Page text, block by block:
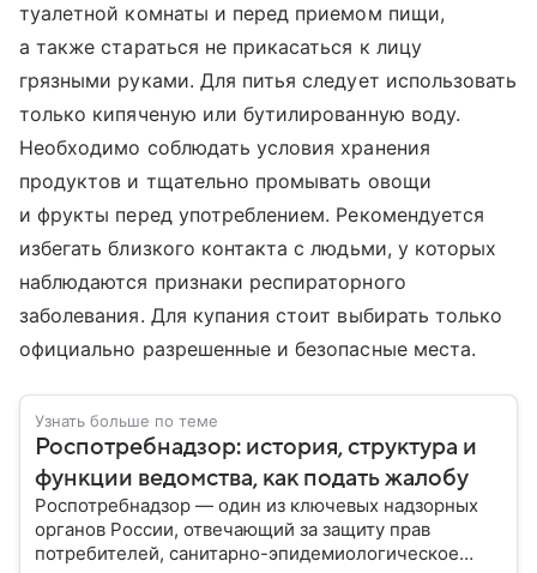
туалетной комнаты и перед приемом пищи,
а также стараться не прикасаться к лицу
грязными руками. Для питья следует использовать
только кипяченую или бутилированную воду.
Необходимо соблюдать условия хранения
продуктов и тщательно промывать овощи
и фрукты перед употреблением. Рекомендуется
избегать близкого контакта с людьми, у которых
наблюдаются признаки респираторного
заболевания. Для купания стоит выбирать только
официально разрешенные и безопасные места.
Узнать больше по теме
Роспотребнадзор: история, структура и
функции ведомства, как подать жалобу
Роспотребнадзор — один из ключевых надзорных
органов России, отвечающий за защиту прав
потребителей, санитарно-эпидемиологическое